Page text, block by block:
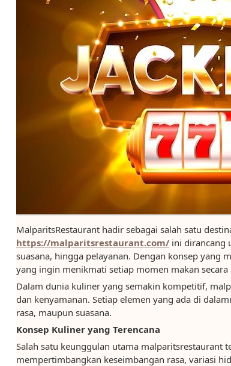
MalparitsRestaurant hadir sebagai salah satu
https://malparitsrestaurant.com/ini dirancang
suasana, hingga pelayanan. Dengan konsep
yang ingin menikmati setiap momen makan
Dalam dunia kuliner yang semakin kompetitif,
dan kenyamanan. Setiap elemen yang ada di
rasa, maupun suasana.
Konsep Kuliner yang Terencana
Salah satu keunggulan utama malparitsrestaurant
mempertimbangkan keseimbangan rasa, variasi